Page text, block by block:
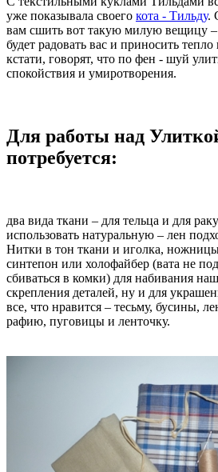
уже показывала своего кота - Тильду.
вам сшить вот такую милую вещицу –
будет радовать вас и приносить
кстати, говорят, что по фен - шуй
спокойствия и умиротворения.
Для работы над
потребуется:
два вида ткани – для тельца и для
использовать натуральную – лен
Нитки в тон ткани и иголка,
синтепон или холофайбер (вата не
сбиваться в комки) для набивания
скрепления деталей, ну и для
все, что нравится – тесьму, бусины,
рафию, пуговицы и ленточку.